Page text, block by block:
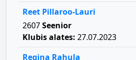
Reet Pillaroo-Lauri
2607Seenior
Klubis alates: 27.07.2023
Regina Rahula